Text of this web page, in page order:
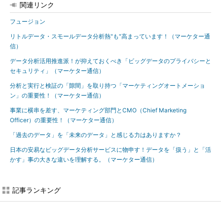
関連リンク
フュージョン
リトルデータ・スモールデータ分析熱"も"高まっています！（マーケター通
信）
データ分析活用推進派！が抑えておくべき「ビッグデータのプライバシーと
セキュリティ」（マーケター通信）
分析と実行と検証の「隙間」を取り持つ「マーケティングオートメーショ
ン」の重要性！（マーケター通信）
事業に横串を差す、マーケティング部門とCMO（Chief Marketing
Officer）の重要性！（マーケター通信）
「過去のデータ」を「未来のデータ」と感じる力はありますか？
日本の安易なビッグデータ分析サービスに物申す！データを「扱う」と「活
かす」事の大きな違いを理解する。（マーケター通信）
記事ランキング